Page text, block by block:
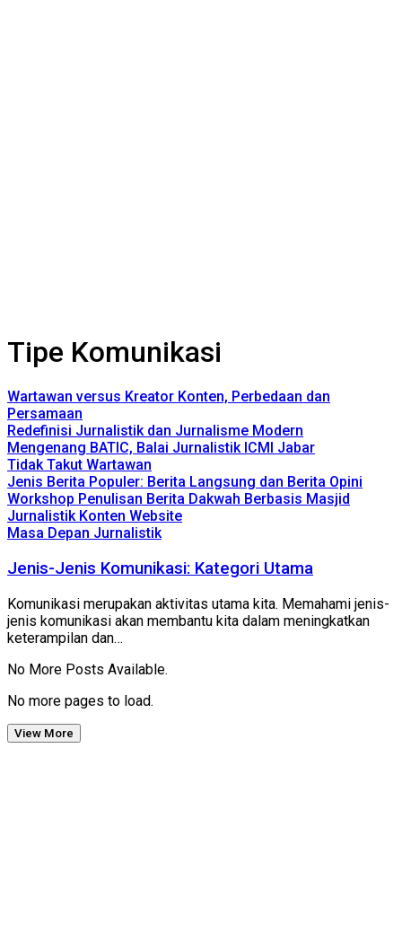
Tipe Komunikasi
Wartawan versus Kreator Konten, Perbedaan dan
Persamaan
Redefinisi Jurnalistik dan Jurnalisme Modern
Mengenang BATIC, Balai Jurnalistik ICMI Jabar
Tidak Takut Wartawan
Jenis Berita Populer: Berita Langsung dan Berita Opini
Workshop Penulisan Berita Dakwah Berbasis Masjid
Jurnalistik Konten Website
Masa Depan Jurnalistik
Jenis-Jenis Komunikasi: Kategori Utama
Komunikasi merupakan aktivitas utama kita. Memahami jenis-
jenis komunikasi akan membantu kita dalam meningkatkan
keterampilan dan…
No More Posts Available.
No more pages to load.
View More